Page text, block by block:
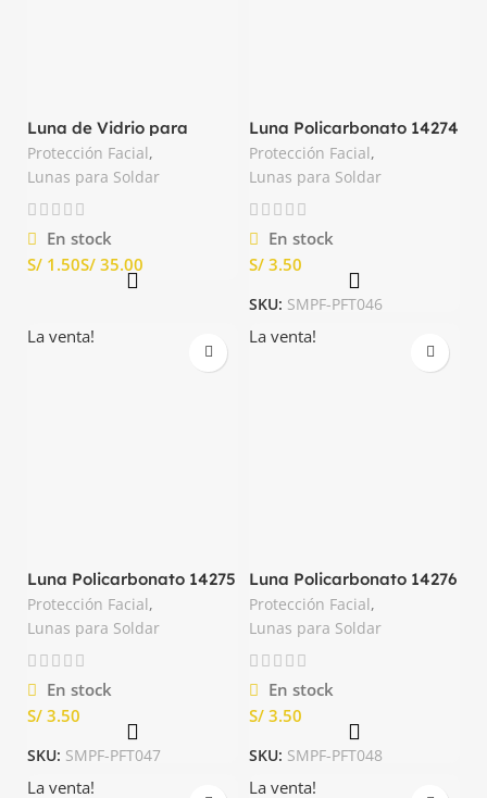
Luna de Vidrio para
Soldar Transparente
Nacional
Protección Facial,
Lunas para Soldar
En stock
S/
S/
Luna Policarbonato 14274
N°10 Oscuro Truper
Protección Facial,
Lunas para Soldar
En stock
S/
SKU: SMPF-PFT046
La venta!
Luna Policarbonato 14275
N°11 Oscuro Truper
Protección Facial,
Lunas para Soldar
En stock
S/
SKU: SMPF-PFT047
La venta!
Luna Policarbonato 14276
N°12 Oscuro Truper
Protección Facial,
Lunas para Soldar
En stock
S/
SKU: SMPF-PFT048
La venta! La venta!